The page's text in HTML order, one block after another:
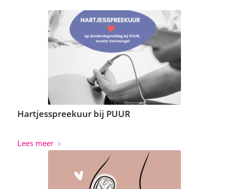
Hartjesspreekuur bij PUUR
Lees meer